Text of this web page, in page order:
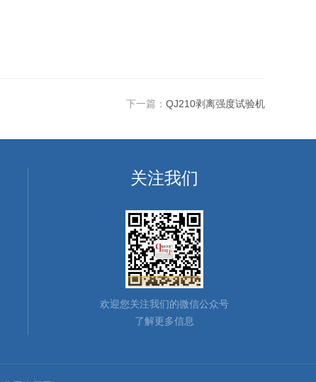
下一篇： QJ210剥离强度试验机
关注我们
欢迎您关注我们的微信公众号
了解更多信息